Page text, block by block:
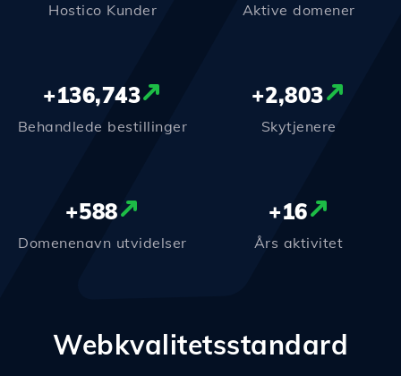
Hostico Kunder Aktive domener
+136,743
Behandlede bestillinger
+2,803
Skytjenere
+588
Domenenavn utvidelser
+16
Års aktivitet
Webkvalitetsstandard